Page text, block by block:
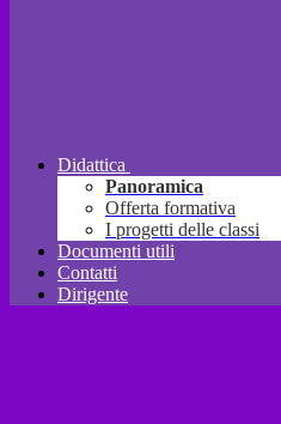
Didattica
Panoramica
Offerta formativa
I progetti delle classi
Documenti utili
Contatti
Dirigente